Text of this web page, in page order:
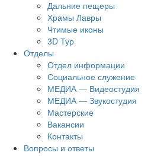
Дальние пещеры
Храмы Лавры
Чтимые иконы
3D Тур
Отделы
Отдел информации
Социальное служение
МЕДИА — Видеостудия
МЕДИА — Звукостудия
Мастерские
Вакансии
Контакты
Вопросы и ответы